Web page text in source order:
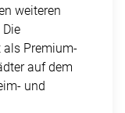
weiteren
als Premium-
auf dem
und